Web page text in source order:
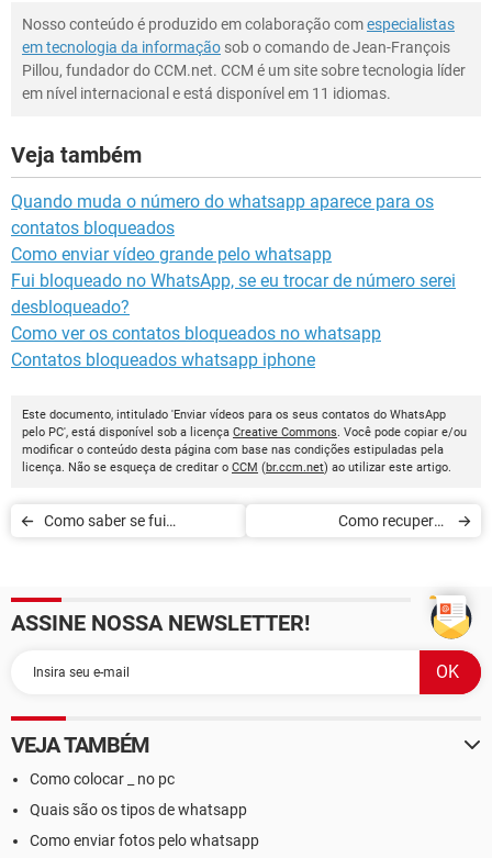
Nosso conteúdo é produzido em colaboração comespecialistas
em tecnologia da informação sob o comando de Jean-François
Pillou, fundador do CCM.net. CCM é um site sobre tecnologia líder
em nível internacional e está disponível em 11 idiomas.
Veja também
Quando muda o número do whatsapp aparece para os
contatos bloqueados
Como enviar vídeo grande pelo whatsapp
Fui bloqueado no WhatsApp, se eu trocar de número serei
desbloqueado?
Como ver os contatos bloqueados no whatsapp
Contatos bloqueados whatsapp iphone
Este documento, intitulado 'Enviar vídeos para os seus contatos do WhatsApp
pelo PC', está disponível sob a licença Creative Commons. Você pode copiar e/ou
modificar o conteúdo desta página com base nas condições estipuladas pela
licença. Não se esqueça de creditar o CCM (br.ccm.net) ao utilizar este artigo.
Como saber se fui
Como recuperar
ASSINE NOSSA NEWSLETTER!
VEJA TAMBÉM
Como colocar _ no pc
Quais são os tipos de whatsapp
Como enviar fotos pelo whatsapp